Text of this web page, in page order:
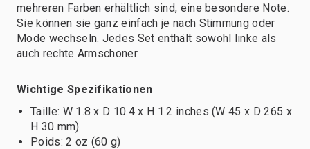
mehreren Farben erhältlich sind, eine besondere Note.
Sie können sie ganz einfach je nach Stimmung oder
Mode wechseln. Jedes Set enthält sowohl linke als
auch rechte Armschoner.
Wichtige Spezifikationen
Taille: W 1.8 x D 10.4 x H 1.2 inches (W 45 x D 265 x
H 30 mm)
Poids: 2 oz (60 g)